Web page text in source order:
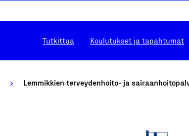
Tutkittua Koulutukset ja tapahtumat
Lemmikkien terveydenhoito- ja